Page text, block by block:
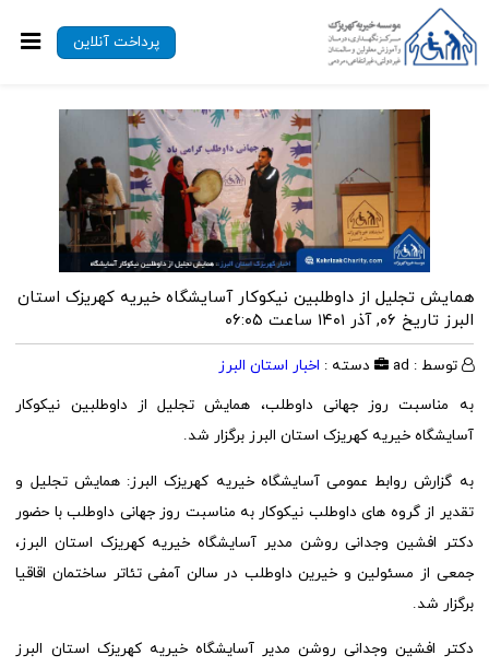
پرداخت آنلاین
همایش تجلیل از داوطلبین نیکوکار آسایشگاه خیریه کهریزک استان
البرزتاریخ ۰۶, آذر ۱۴۰۱ ساعت ۰۶:۰۵
توسط : ad دسته : اخبار استان البرز
به مناسبت روز جهانی داوطلب، همایش تجلیل از داوطلبین نیکوکار
آسایشگاه خیریه کهریزک استان البرز برگزار شد.
به گزارش روابط عمومی آسایشگاه خیریه کهریزک البرز: همایش تجلیل و
تقدیر از گروه های داوطلب نیکوکار به مناسبت روز جهانی داوطلب با حضور
دکتر افشین وجدانی روشن مدیر آسایشگاه خیریه کهریزک استان البرز،
جمعی از مسئولین و خیرین داوطلب در سالن آمفی تئاتر ساختمان اقاقیا
برگزار شد.
دکتر افشین وجدانی روشن مدیر آسایشگاه خیریه کهریزک استان البرز